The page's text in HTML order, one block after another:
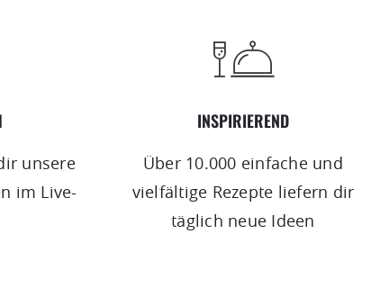
unsere
im Live-
INSPIRIEREND
Über 10.000 einfache und
vielfältige Rezepte liefern dir
täglich neue Ideen